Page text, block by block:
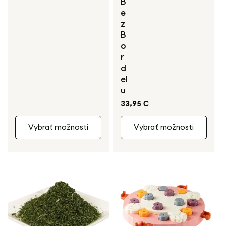
Vybrať možnosti
e
z
B
o
r
d
el
u
Bežná
cena
33,95 €
Vybrať možnosti